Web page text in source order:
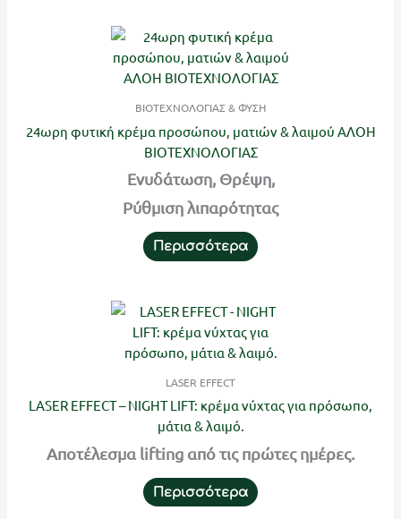
ΒΙΟΤΕΧΝΟΛΟΓΙΑΣ & ΦΥΣΗ
24ωρη φυτική κρέμα προσώπου, ματιών & λαιμού ΑΛΟΗ
ΒΙΟΤΕΧΝΟΛΟΓΙΑΣ
Ενυδάτωση, Θρέψη,
Ρύθμιση λιπαρότητας
Περισσότερα
LASER EFFECT
LASER EFFECT – NIGHT LIFT: κρέμα νύχτας για πρόσωπο,
μάτια & λαιμό.
Αποτέλεσμα lifting από τις πρώτες ημέρες.
Περισσότερα